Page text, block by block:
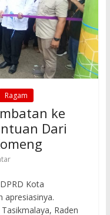
Ragam
ke
Dari
Kota
apresiasinya.
Raden